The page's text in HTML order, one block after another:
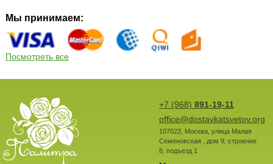
Мы принимаем:
Посмотреть все
+7 (968) 891-19-11
office@dostavkatsvetov.org
107023, Москва, улица Малая
Семеновская , дом 9, строение
8, подъезд 1